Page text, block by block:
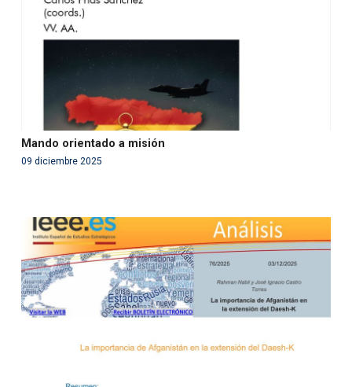
on line99
Mando orientado a misión
09 diciembre 2025
Warning: Use of undefined constant php - assumed
'php' (this will throw an Error in a future version of PHP)
in/var/www/acami.es/wp-
content/themes/fundcami/page-publicaciones.php
on line